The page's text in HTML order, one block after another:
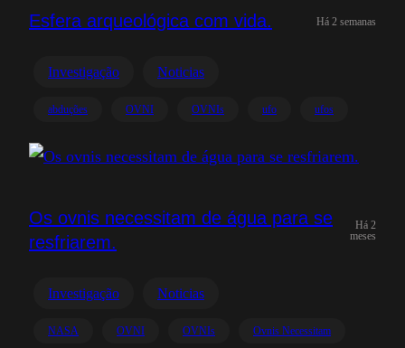
Esfera arqueológica com vida. Há 2 semanas
Investigação Noticias
abduções OVNI OVNIs ufo ufos
Os ovnis necessitam de água para se
resfriarem.
Há 2
meses
Investigação Noticias
NASA OVNI OVNIs Ovnis Necessitam